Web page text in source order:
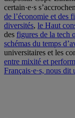
certain·e·s
de l’économie et des
diversités, le Haut
des figures de la tech
schémas du temps
universitaires et les
entre mixité et
Français·e·s, nous